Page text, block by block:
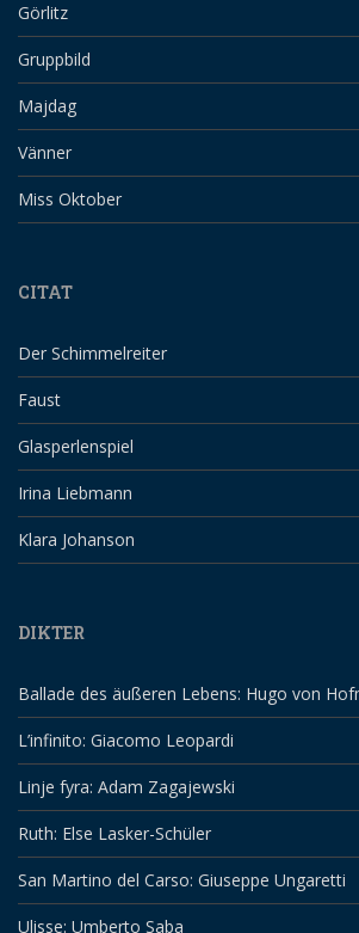
Görlitz
Gruppbild
Majdag
Vänner
Miss Oktober
CITAT
Der Schimmelreiter
Faust
Glasperlenspiel
Irina Liebmann
Klara Johanson
DIKTER
Ballade des äußeren Lebens: Hugo von
L’infinito: Giacomo Leopardi
Linje fyra: Adam Zagajewski
Ruth: Else Lasker-Schüler
San Martino del Carso: Giuseppe Ungaretti
Ulisse: Umberto Saba